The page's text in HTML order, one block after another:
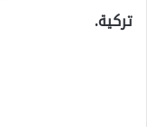
تركية.